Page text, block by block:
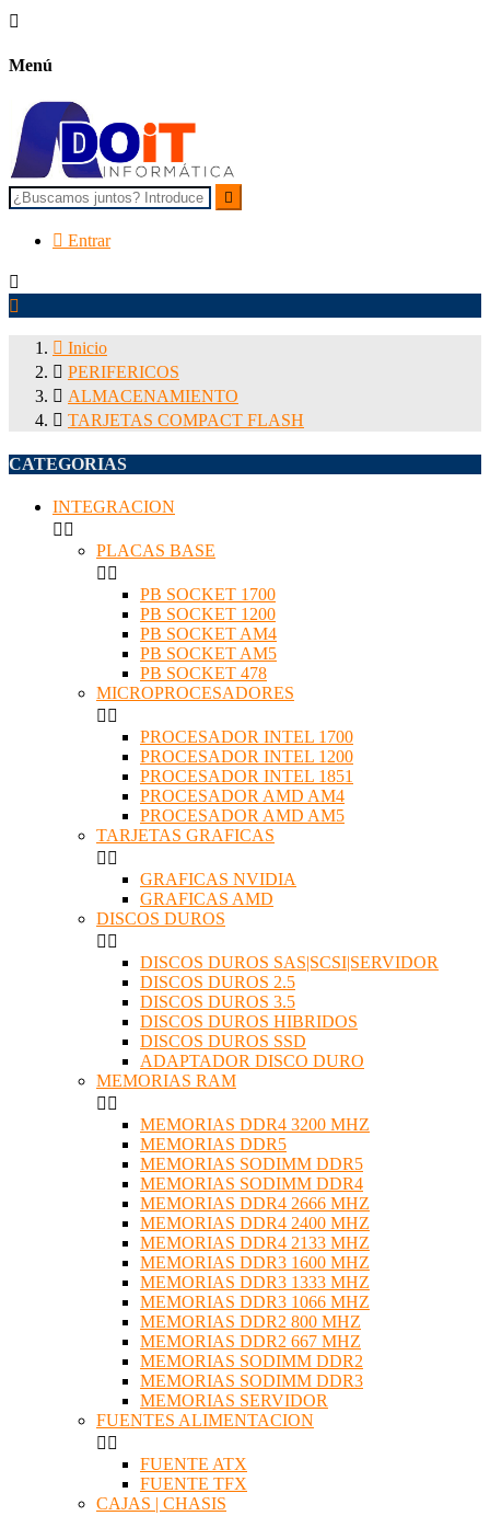

Menú

 Entrar


 Inicio
 PERIFERICOS
 ALMACENAMIENTO
 TARJETAS COMPACT FLASH
CATEGORIAS
INTEGRACION
 
PLACAS BASE
 
PB SOCKET 1700
PB SOCKET 1200
PB SOCKET AM4
PB SOCKET AM5
PB SOCKET 478
MICROPROCESADORES
 
PROCESADOR INTEL 1700
PROCESADOR INTEL 1200
PROCESADOR INTEL 1851
PROCESADOR AMD AM4
PROCESADOR AMD AM5
TARJETAS GRAFICAS
 
GRAFICAS NVIDIA
GRAFICAS AMD
DISCOS DUROS
 
DISCOS DUROS SAS|SCSI|SERVIDOR
DISCOS DUROS 2.5
DISCOS DUROS 3.5
DISCOS DUROS HIBRIDOS
DISCOS DUROS SSD
ADAPTADOR DISCO DURO
MEMORIAS RAM
 
MEMORIAS DDR4 3200 MHZ
MEMORIAS DDR5
MEMORIAS SODIMM DDR5
MEMORIAS SODIMM DDR4
MEMORIAS DDR4 2666 MHZ
MEMORIAS DDR4 2400 MHZ
MEMORIAS DDR4 2133 MHZ
MEMORIAS DDR3 1600 MHZ
MEMORIAS DDR3 1333 MHZ
MEMORIAS DDR3 1066 MHZ
MEMORIAS DDR2 800 MHZ
MEMORIAS DDR2 667 MHZ
MEMORIAS SODIMM DDR2
MEMORIAS SODIMM DDR3
MEMORIAS SERVIDOR
FUENTES ALIMENTACION
 
FUENTE ATX
FUENTE TFX
CAJAS | CHASIS